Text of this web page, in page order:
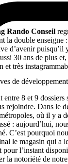
de la
Rando Conseil
la double enseigne
d’avenir
30 ans de plus
et très
de
entre 8 et 9
rejoindre. Dans le
métropoles, où il y
: aujourd’hui,
C’est pourquoi
le magasin qui a
pour l’instant
la notoriété de